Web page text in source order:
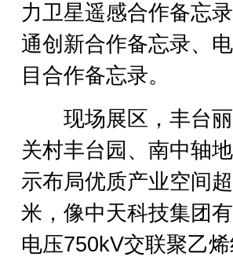
力卫星遥感合作备忘
通创新合作备忘录、
目合作备忘录。
现场展区，丰台丽
关村丰台园、南中轴
示布局优质产业空间
米，像中天科技集团
电压750kV交联聚乙